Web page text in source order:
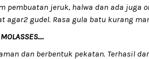
pembuatan jeruk, halwa dan ada juga
agar2 gudel. Rasa gula batu kurang
dan berbentuk pekatan. Terhasil